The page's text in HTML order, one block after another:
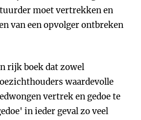
moet vertrekken en
van een opvolger ontbreken
rijk boek dat zowel
waardevolle
vertrek en gedoe te
in ieder geval zo veel